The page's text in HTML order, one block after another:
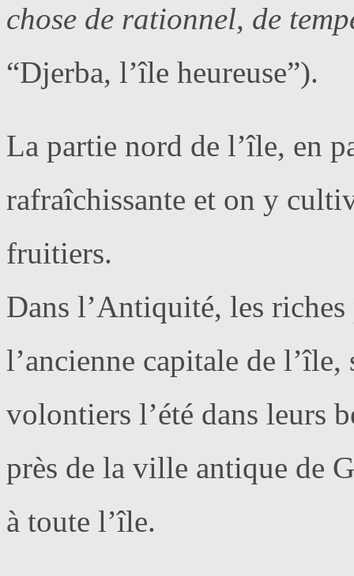
chose de rationnel, de
“Djerba, l’île heureuse”).
La partie nord de l’île, en
rafraîchissante et on y
fruitiers.
Dans l’Antiquité, les
l’ancienne capitale de l’île,
volontiers l’été dans leurs
près de la ville antique de
à toute l’île.